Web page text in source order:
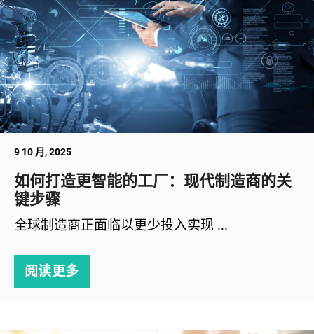
9 10 月, 2025
如何打造更智能的工厂：现代制造商的关
键步骤
全球制造商正面临以更少投入实现 ...
阅读更多